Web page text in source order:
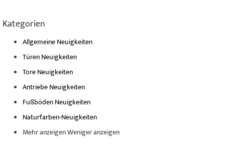
Kategorien
Allgemeine Neuigkeiten
Türen Neuigkeiten
Tore Neuigkeiten
Antriebe Neuigkeiten
Fußböden Neuigkeiten
Naturfarben-Neuigkeiten
Mehr anzeigenWeniger anzeigen